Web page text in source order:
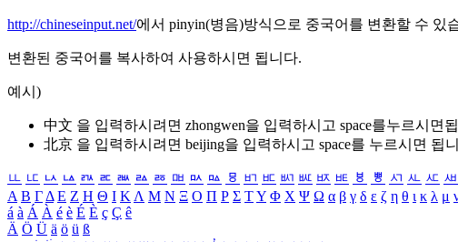
http://chineseinput.net/에서 pinyin(병음)방식으로 중국어를 변환할 수 있
변환된 중국어를 복사하여 사용하시면 됩니다.
예시)
中文 을 입력하시려면 zhongwen을 입력하시고 space를누르시면
北京 을 입력하시려면 beijing을 입력하시고 space를 누르시면 됩
ㅥ ㅦ ㅧ ㅨ ㅩ ㅪ ㅫ ㅬ ㅭ ㅮ ㅯ ㅰ ㅱ ㅲ ㅳ ㅴ ㅵ ㅶ ㅷ ㅸ ㅹ ㅺ ㅻ ㅼ ㅽ
Α Β ΓΔ Ε Ζ Η Θ Ι ΚΛ Μ Ν Ξ Ο Π Ρ Σ ΤΥ Φ Χ Ψ Ω α β γ δ ε ζ η θ ι κ λ μ
á à Á À é è É È ç Ç ê
Ä Ö Ü ä ö ü ß